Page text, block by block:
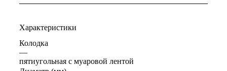
Характеристики
Колодка
—
пятиугольная с муаровой лентой